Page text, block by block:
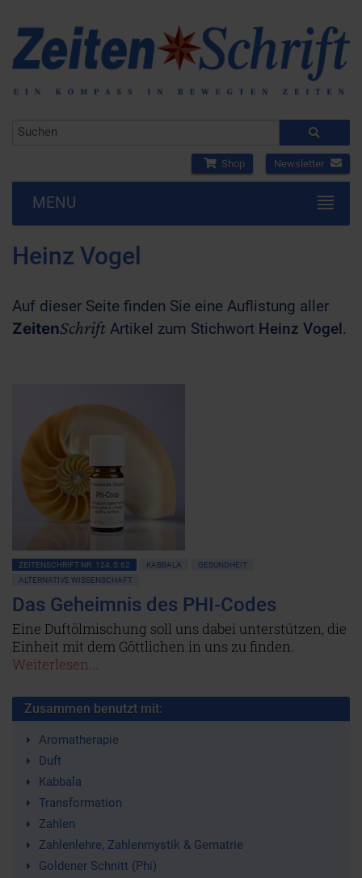
Shop Newsletter
MENU
Heinz Vogel
Auf dieser Seite finden Sie eine Auflistung aller
ZeitenSchrift Artikel zum Stichwort Heinz Vogel.
ZEITENSCHRIFT NR. 124, S.62 KABBALA
GESUNDHEIT
ALTERNATIVE WISSENSCHAFT
Das Geheimnis des PHI-Codes
Eine Duftölmischung soll uns dabei unterstützen, die
Einheit mit dem Göttlichen in uns zu finden.
Weiterlesen...
Zusammen benutzt mit:
Aromatherapie
Duft
Kabbala
Transformation
Zahlen
Zahlenlehre, Zahlenmystik & Gematrie
Goldener Schnitt (Phi)